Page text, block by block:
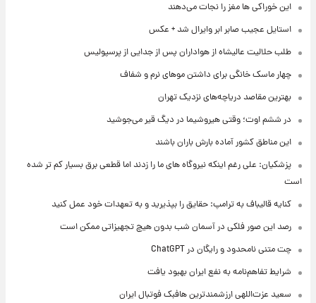
این خوراکی ها مغز را نجات می‌دهند
استایل عجیب صابر ابر وایرال شد + عکس
طلب حلالیت عالیشاه از هواداران پس از جدایی از پرسپولیس
چهار ماسک خانگی برای داشتن موهای نرم و شفاف
بهترین مقاصد دریاچه‌های نزدیک تهران
در ششم اوت؛ وقتی هیروشیما در دیگ قیر می‌جوشید
این مناطق کشور آماده بارش باران باشند
پزشکیان: علی رغم اینکه نیروگاه های ما را زدند اما قطعی برق بسیار کم تر شده
است
کنایه قالیباف به ترامپ: حقایق را بپذیرید و به تعهدات خود عمل کنید
رصد این صور فلکی در آسمان شب بدون هیچ تجهیزاتی ممکن است
چت متنی نامحدود و رایگان در ChatGPT
شرایط تفاهم‌نامه به نفع ایران بهبود یافت
سعید عزت‌اللهی ارزشمندترین هافبک فوتبال ایران